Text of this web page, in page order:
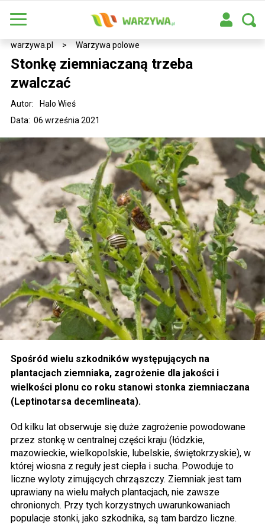
warzywa.pl > Warzywa polowe
Stonkę ziemniaczaną trzeba
zwalczać
Data: 06 września 2021
Autor: Halo Wieś
Spośród wielu szkodników występujących na
plantacjach ziemniaka, zagrożenie dla jakości i
wielkości plonu co roku stanowi stonka ziemniaczana
(Leptinotarsa decemlineata).
Od kilku lat obserwuje się duże zagrożenie powodowane
przez stonkę w centralnej części kraju (łódzkie,
mazowieckie, wielkopolskie, lubelskie, świętokrzyskie), w
której wiosna z reguły jest ciepła i sucha. Powoduje to
liczne wyloty zimujących chrząszczy. Ziemniak jest tam
uprawiany na wielu małych plantacjach, nie zawsze
chronionych. Przy tych korzystnych uwarunkowaniach
populacje stonki, jako szkodnika, są tam bardzo liczne.